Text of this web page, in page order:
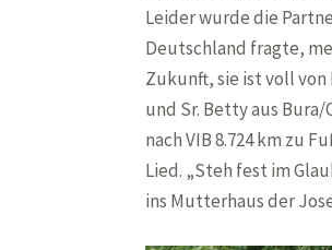
Leider wurde die
Deutschland fragte,
Zukunft, sie ist voll von
und Sr. Betty aus Bura/
nach VIB 8.724 km zu
Lied. „Steh fest im
ins Mutterhaus der